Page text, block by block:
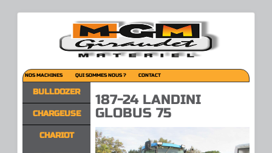
BULLDOZER
CHARGEUSE
CHARIOT
NOS MACHINES QUI SOMMES NOUS ? CONTACT
187-24 LANDINI
GLOBUS 75